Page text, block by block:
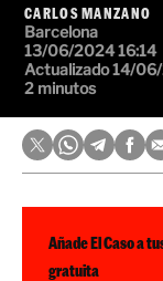
CARLOS MANZANO
Barcelona
13/06/2024 16:14
Actualizado 14/
2 minutos
Añade El Caso a
gratuita